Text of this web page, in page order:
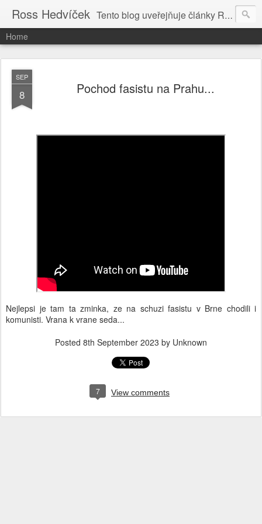
Ross Hedvíček Tento blog uveřejňuje články Ross Hedvíčka v češtině (pokud budu mit naladu) - s editacni pomoci Ludvika Dedika.
Home
SEP
8 Pochod fasistu na Prahu...
Nejlepsi je tam ta zminka, ze na schuzi fasistu v Brne chodili i
komunisti. Vrana k vrane seda...
Posted 8th September 2023 by Unknown
7 View comments